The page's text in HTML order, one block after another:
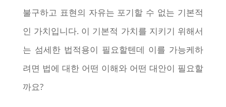
불구하고 표현의 자유는 포기할 수 없는 기본적
인 가치입니다. 이 기본적 가치를 지키기 위해서
는 섬세한 법적용이 필요할텐데 이를 가능케하
려면 법에 대한 어떤 이해와 어떤 대안이 필요할
까요?